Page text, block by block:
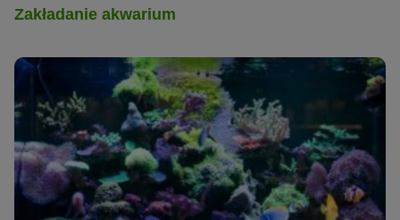
Zakładanie akwarium